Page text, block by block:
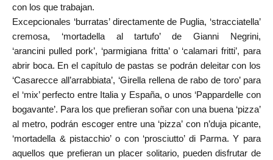
con los que trabajan.
Excepcionales ‘burratas’ directamente de Puglia, ‘stracciatella’
cremosa, ‘mortadella al tartufo’ de Gianni Negrini,
‘arancini pulled pork’, ‘parmigiana fritta’ o ‘calamari fritti’, para
abrir boca. En el capítulo de pastas se podrán deleitar con los
‘Casarecce all’arrabbiata’, ‘Girella rellena de rabo de toro’ para
el ‘mix’ perfecto entre Italia y España, o unos ‘Pappardelle con
bogavante’. Para los que prefieran soñar con una buena ‘pizza’
al metro, podrán escoger entre una ‘pizza’ con n’duja picante,
‘mortadella & pistacchio’ o con ‘prosciutto’ di Parma. Y para
aquellos que prefieran un placer solitario, pueden disfrutar de